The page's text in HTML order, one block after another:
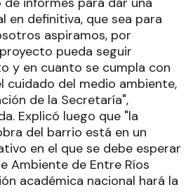
en definitiva, que sea para
aspiramos, por
pueda seguir
y en cuanto se cumpla con
del medio ambiente,
de la Secretaría",
Explicó luego que "la
del barrio está en un
en el que se debe esperar
Ambiente de Entre Ríos
académica nacional hará la